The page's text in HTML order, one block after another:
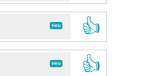
neu
👍
neu
👍